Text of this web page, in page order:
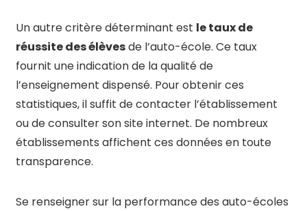
Un autre critère déterminant est le taux de
réussite des élèvesde l’auto-école. Ce taux
fournit une indication de la qualité de
l’enseignement dispensé. Pour obtenir ces
statistiques, il suffit de contacter l’établissement
ou de consulter son site internet. De nombreux
établissements affichent ces données en toute
transparence.
Se renseigner sur la performance des auto-écoles